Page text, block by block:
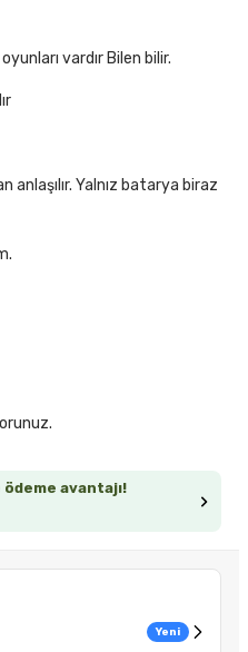
avantajı!
Yeni
vardır Bilen bilir.
anlaşılır. Yalnız batarya biraz